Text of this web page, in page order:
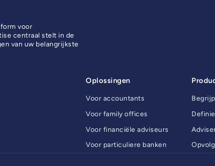
voor
centraal stelt in de
van uw belangrijkste
Oplossingen
Voor accountants
Voor family offices
Voor financiële adviseurs
Voor particuliere banken